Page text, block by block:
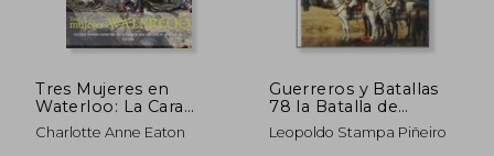
Tres Mujeres en
Waterloo: La Cara
Menos Conocida de la
Batalla que Decidió el
Charlotte Anne Eaton
Guerreros y Batallas
78 la Batalla de
Almonacid 1809 (in
Spanish)
Leopoldo Stampa Piñeiro